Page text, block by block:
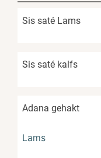
Sis saté Lams
Sis saté kalfs
Adana gehakt
Lams